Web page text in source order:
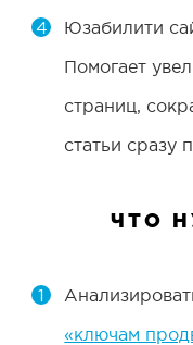
Юзабилити
Помогает
страниц,
статьи сразу
ЧТО
«ключам